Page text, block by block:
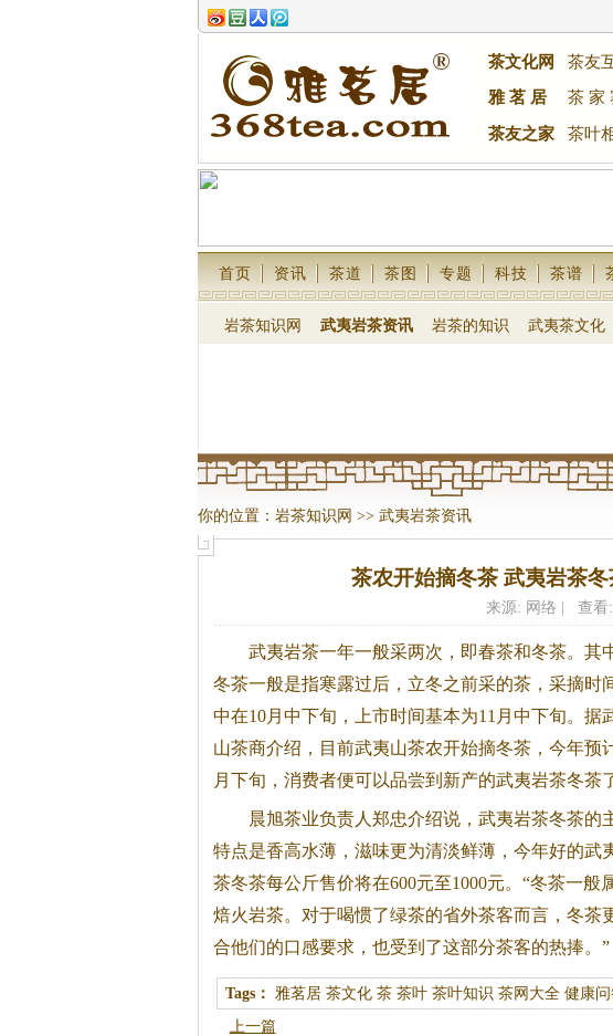
茶文化网 茶友
雅 茗 居
茶 家
茶友之家 茶叶
首页 资讯 茶道 茶图 专题 科技 茶谱
岩茶知识网 武夷岩茶资讯 岩茶的知识 武夷茶文化
你的位置： 岩茶知识网 >> 武夷岩茶资讯
茶农开始摘冬茶 武夷岩茶
来源: 网络 | 查看:
武夷岩茶一年一般采两次，即春茶和冬茶。其
冬茶一般是指寒露过后，立冬之前采的茶，采摘时
中在10月中下旬，上市时间基本为11月中下旬。据
山茶商介绍，目前武夷山茶农开始摘冬茶，今年预
月下旬，消费者便可以品尝到新产的武夷岩茶冬茶
晨旭茶业负责人郑忠介绍说，武夷岩茶冬茶的
特点是香高水薄，滋味更为清淡鲜薄，今年好的武
茶冬茶每公斤售价将在600元至1000元。“冬茶一般
焙火岩茶。对于喝惯了绿茶的省外茶客而言，冬茶
合他们的口感要求，也受到了这部分茶客的热捧。”
Tags： 雅茗居 茶文化 茶 茶叶 茶叶知识 茶网大全 健康问
上一篇